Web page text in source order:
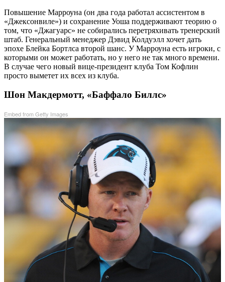
Повышение Марроуна (он два года работал ассистентом в
«Джексонвиле») и сохранение Уоша поддерживают теорию о
том, что «Джагуарс» не собирались перетряхивать тренерский
штаб. Генеральный менеджер Дэвид Колдуэлл хочет дать
эпохе Блейка Бортлса второй шанс. У Марроуна есть игроки, с
которыми он может работать, но у него не так много времени.
В случае чего новый вице-президент клуба Том Кофлин
просто выметет их всех из клуба.
Шон Макдермотт, «Баффало Биллс»
Embed from Getty Images